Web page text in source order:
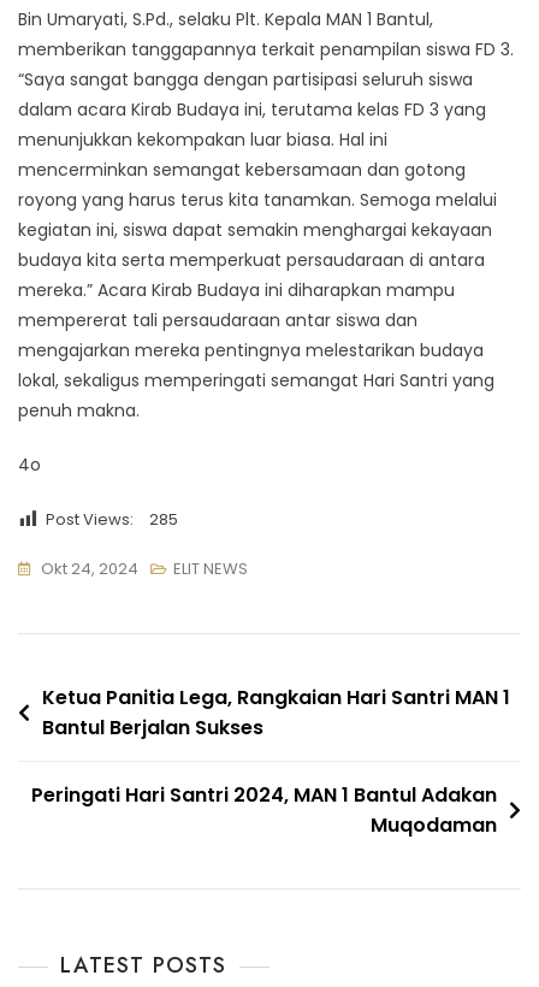
Bin Umaryati, S.Pd., selaku Plt. Kepala MAN 1 Bantul,
memberikan tanggapannya terkait penampilan siswa FD 3.
“Saya sangat bangga dengan partisipasi seluruh siswa
dalam acara Kirab Budaya ini, terutama kelas FD 3 yang
menunjukkan kekompakan luar biasa. Hal ini
mencerminkan semangat kebersamaan dan gotong
royong yang harus terus kita tanamkan. Semoga melalui
kegiatan ini, siswa dapat semakin menghargai kekayaan
budaya kita serta memperkuat persaudaraan di antara
mereka.” Acara Kirab Budaya ini diharapkan mampu
mempererat tali persaudaraan antar siswa dan
mengajarkan mereka pentingnya melestarikan budaya
lokal, sekaligus memperingati semangat Hari Santri yang
penuh makna.
4o
Post Views: 285
Okt 24, 2024 ELIT NEWS
Navigasi
pos
Ketua Panitia Lega, Rangkaian Hari Santri MAN 1
Bantul Berjalan Sukses
Peringati Hari Santri 2024, MAN 1 Bantul Adakan
Muqodaman
LATEST POSTS